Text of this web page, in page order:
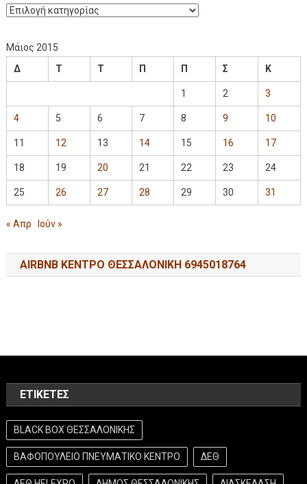
Μάιος 2015
Δ
Τ Τ Π Π Σ Κ
1 2 3
4 5 6 7 8 9 10
11 12 13 14 15 16 17
18 19 20 21 22 23 24
25 26 27 28 29 30 31
« Απρ Ιούν »
AIRBNB ΚΕΝΤΡΟ ΘΕΣΣΑΛΟΝΙΚΗ 6945018764
ΕΤΙΚΈΤΕΣ
BLACK BOX ΘΕΣΣΑΛΟΝΙΚΗΣ
ΒΑΦΟΠΟΥΛΕΙΟ ΠΝΕΥΜΑΤΙΚΟ ΚΕΝΤΡΟ ΔΕΘ